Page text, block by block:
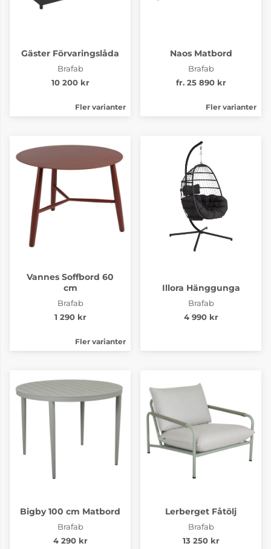
Gäster Förvaringslåda
Brafab
10 200 kr
Fler varianter
Naos Matbord
Brafab
fr. 25 890 kr
Fler varianter
Vannes Soffbord 60
cm
Brafab
1 290 kr
Fler varianter
Illora Hänggunga
Brafab
4 990 kr
Bigby 100 cm Matbord
Brafab
4 290 kr
Lerberget Fåtölj
Brafab
13 250 kr